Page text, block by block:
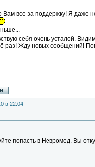
Вам все за поддержку! Я даже
себя очень усталой.
раз! Жду новых сообщений!
в 22:04
попасть в Невромед. Вы